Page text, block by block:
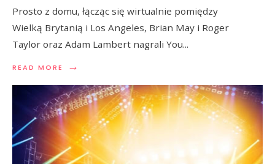
Prosto z domu, łącząc się wirtualnie pomiędzy
Wielką Brytanią i Los Angeles, Brian May i Roger
Taylor oraz Adam Lambert nagrali You...
READ MORE →